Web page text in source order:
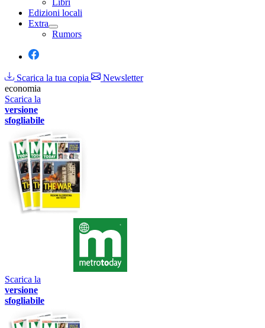
Libri
Edizioni locali
Extra
Rumors
Scarica la tua copia
Newsletter
economia
Scarica la
versione
sfogliabile
Scarica la
versione
sfogliabile